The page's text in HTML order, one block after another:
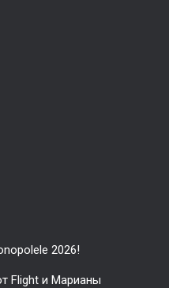
2026!
Flight и Марианы